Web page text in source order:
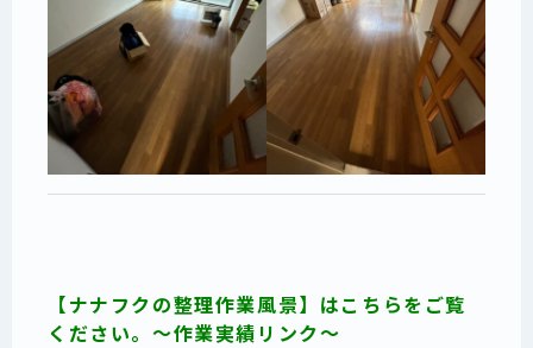
【ナナフクの整理作業風景】はこちらをご覧
ください。～作業実績リンク～